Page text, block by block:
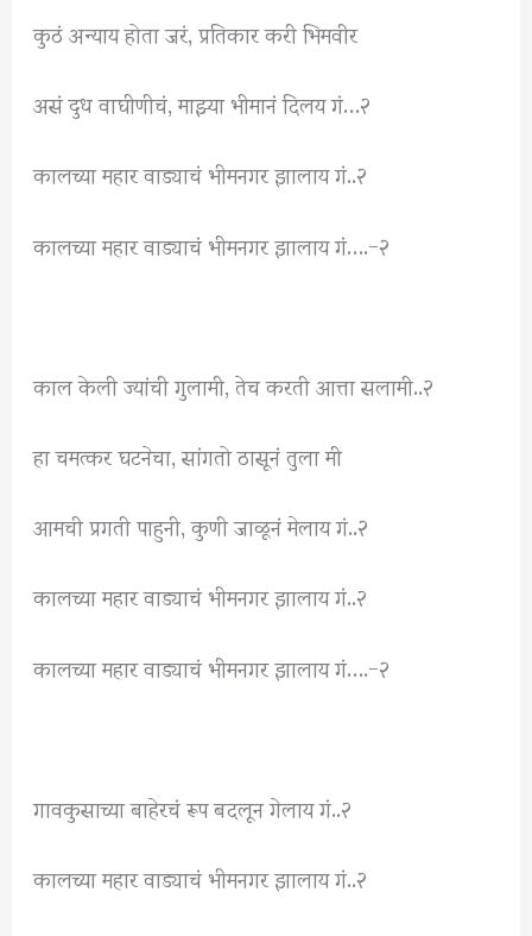
कुठं अन्याय होता जरं, प्रतिकार करी भिमवीर
असं दुध वाघीणीचं, माझ्या भीमानं दिलय गं…२
कालच्या महार वाड्याचं भीमनगर झालाय गं..२
कालच्या महार वाड्याचं भीमनगर झालाय गं….-२
काल केली ज्यांची गुलामी, तेच करती आत्ता सलामी..२
हा चमत्कर घटनेचा, सांगतो ठासूनं तुला मी
आमची प्रगती पाहुनी, कुणी जाळूनं मेलाय गं..२
कालच्या महार वाड्याचं भीमनगर झालाय गं..२
कालच्या महार वाड्याचं भीमनगर झालाय गं….-२
गावकुसाच्या बाहेरचं रूप बदलून गेलाय गं..२
कालच्या महार वाड्याचं भीमनगर झालाय गं..२